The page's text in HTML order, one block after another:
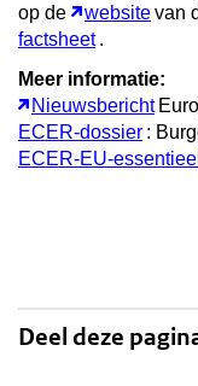
op de
websitevan
factsheet .
Meer informatie:
Nieuwsbericht
ECER-dossier :
ECER-EU-essentieel
Deel deze